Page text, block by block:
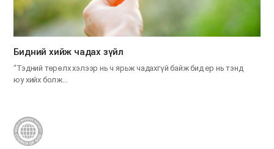
​Бидний хийж чадах зүйл
“Тэдний төрөлх хэлээр нь ч ярьж чадахгүй байж бид ер нь тэнд
юу хийх болж…